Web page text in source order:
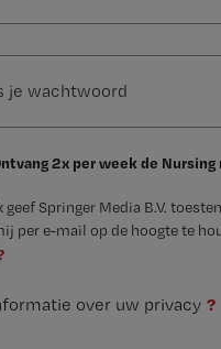
2x per week de
geef Springer Media B.V.
per e-mail op de hoogte te
over uw privacy ?